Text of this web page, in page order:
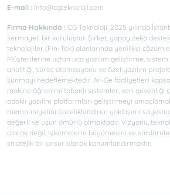
E-mail : info@cgteknoloji.com
Firma Hakkında : CG Teknoloji, 2025 yılında
sermayeli bir kuruluştur. Şirket, yapay zeka
teknolojiler (Fin-Tek) alanlarında yenilikçi
Müşterilerine uçtan uca yazılım geliştirme,
analitiği, süreç otomasyonu ve özel yazılım
sunmayı hedeflemektedir. Ar-Ge faaliyetleri
makine öğrenimi tabanlı sistemler, veri güvenliği
odaklı yazılım platformları geliştirmeyi
memnuniyetini önceliklendiren yaklaşımı
değerli ve uzun ömürlü olmaktadır. Vizyonu,
olarak değil, işletmelerin büyümesini ve
stratejik bir unsur olarak konumlandırmaktır.